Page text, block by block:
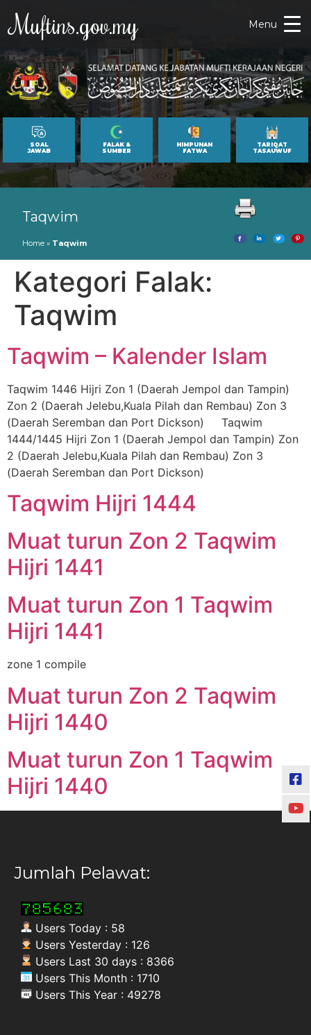
Muftins.gov.my Menu
SOAL
JAWAB
FALAK &
SUMBER
HIMPUNAN
FATWA
TARIQAT
TASAUWUF
Taqwim
Home » Taqwim
Kategori Falak:
Taqwim
Taqwim – Kalender Islam
Taqwim 1446 Hijri Zon 1 (Daerah Jempol dan Tampin)
Zon 2 (Daerah Jelebu,Kuala Pilah dan Rembau) Zon 3
(Daerah Seremban dan Port Dickson) Taqwim
1444/1445 Hijri Zon 1 (Daerah Jempol dan Tampin) Zon
2 (Daerah Jelebu,Kuala Pilah dan Rembau) Zon 3
(Daerah Seremban dan Port Dickson)
Taqwim Hijri 1444
Muat turun Zon 2 Taqwim
Hijri 1441
Muat turun Zon 1 Taqwim
Hijri 1441
zone 1 compile
Muat turun Zon 2 Taqwim
Hijri 1440
Muat turun Zon 1 Taqwim
Hijri 1440
Jumlah Pelawat:
Users Today : 58
Users Yesterday : 126
Users Last 30 days : 8366
Users This Month : 1710
Users This Year : 49278